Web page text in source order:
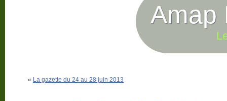
Amap
« La gazette du 24 au 28 juin 2013